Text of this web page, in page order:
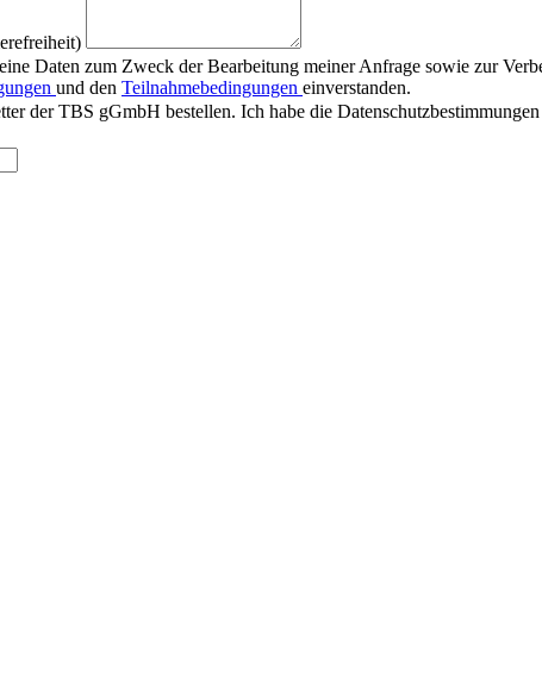
Daten zum Zweck der Bearbeitung meiner Anfrage sowie zur
und den Teilnahmebedingungen einverstanden.
der TBS gGmbH bestellen. Ich habe die